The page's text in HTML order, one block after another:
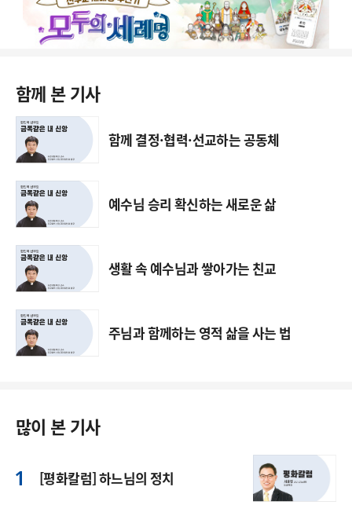
함께 본 기사
함께 결정·협력·선교하는 공동체
예수님 승리 확신하는 새로운 삶
생활 속 예수님과 쌓아가는 친교
주님과 함께하는 영적 삶을 사는 법
많이 본 기사
[평화칼럼] 하느님의 정치